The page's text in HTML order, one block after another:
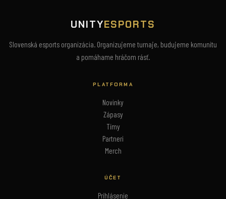
UNITYESPORTS
Slovenská esports organizácia. Organizujeme turnaje, budujeme komunitu
a pomáhame hráčom rásť.
PLATFORMA
Novinky
Zápasy
Tímy
Partneri
Merch
ÚČET
Prihlásenie